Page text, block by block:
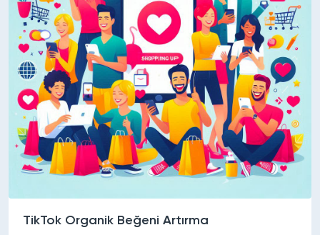
TikTok Organik Beğeni Artırma